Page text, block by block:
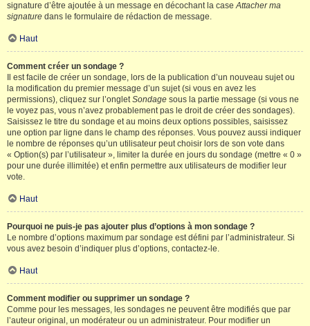
signature d’être ajoutée à un message en décochant la caseAttacher ma
signature dans le formulaire de rédaction de message.
Haut
Comment créer un sondage ?
Il est facile de créer un sondage, lors de la publication d’un nouveau sujet ou
la modification du premier message d’un sujet (si vous en avez les
permissions), cliquez sur l’ongletSondage sous la partie message (si vous ne
le voyez pas, vous n’avez probablement pas le droit de créer des sondages).
Saisissez le titre du sondage et au moins deux options possibles, saisissez
une option par ligne dans le champ des réponses. Vous pouvez aussi indiquer
le nombre de réponses qu’un utilisateur peut choisir lors de son vote dans
« Option(s) par l’utilisateur », limiter la durée en jours du sondage (mettre « 0 »
pour une durée illimitée) et enfin permettre aux utilisateurs de modifier leur
vote.
Haut
Pourquoi ne puis-je pas ajouter plus d’options à mon sondage ?
Le nombre d’options maximum par sondage est défini par l’administrateur. Si
vous avez besoin d’indiquer plus d’options, contactez-le.
Haut
Comment modifier ou supprimer un sondage ?
Comme pour les messages, les sondages ne peuvent être modifiés que par
l’auteur original, un modérateur ou un administrateur. Pour modifier un